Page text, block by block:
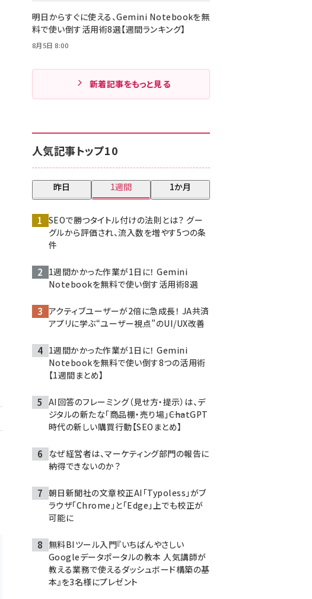
明日からすぐに使える、Gemini Notebookを無
料で使い倒す活用術8選【週間ランキング】
8月5日 8:00
新着記事をもっと見る
人気記事トップ10
昨日 1週間 1か月
SEOで勝つタイトル付けの法則とは？ グー
グルから評価され、流入数を増やす5つの条
件
1週間かかった作業が1日に！ Gemini
Notebookを無料で使い倒す活用術8選
アクティブユーザーが2倍に急成長！ JA共済
アプリに学ぶ“ユーザー視点”のUI/UX改善
1週間かかった作業が1日に！ Gemini
Notebookを無料で使い倒す8つの活用術
【1週間まとめ】
AI回答のフレーミング（見せ方・提示）は、デ
ジタルの新たな「商品棚・売り場」――ChatGPT
時代の新しい購買行動【SEOまとめ】
なぜ経営者は、マーケティング部門の報告に
納得できないのか？
朝日新聞社の文章校正AI「Typoless」がブ
ラウザ「Chrome」と「Edge」上でも校正が
可能に
無料BIツール入門『いちばんやさしい
Googleデータポータルの教本 人気講師が
教える業務で使えるダッシュボード構築の基
本』を3名様にプレゼント